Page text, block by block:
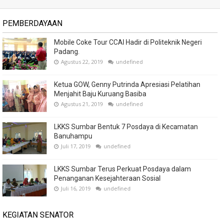
PEMBERDAYAAN
Mobile Coke Tour CCAI Hadir di Politeknik Negeri
Padang.
Agustus 22, 2019 undefined
Ketua GOW, Genny Putrinda Apresiasi Pelatihan
Menjahit Baju Kuruang Basiba
Agustus 21, 2019 undefined
LKKS Sumbar Bentuk 7 Posdaya di Kecamatan
Banuhampu
Juli 17, 2019 undefined
LKKS Sumbar Terus Perkuat Posdaya dalam
Penanganan Kesejahteraan Sosial
Juli 16, 2019 undefined
KEGIATAN SENATOR